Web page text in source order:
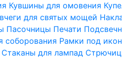
Кувшины для омовения
для святых мощей
Пасочницы Печати
соборования Рамки под
Стаканы для лампад